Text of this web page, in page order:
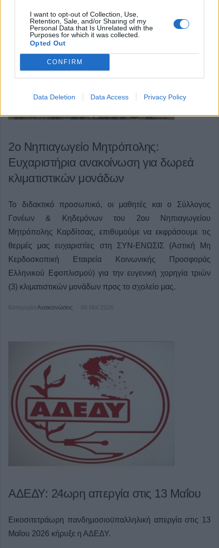
I want to opt-out of Collection, Use,
Retention, Sale, and/or Sharing of my
Personal Data that Is Unrelated with the
Purposes for which it was collected.
Opted Out
CONFIRM
Data Deletion Data Access Privacy Policy
2ο Νηπιαγωγείο Μητρόπολης:
Ευχαριστήρια ανακοίνωση για δωρεά
κλιματιστικών μονάδων
Το διδακτικό προσωπικό, οι μαθητές και ο Σύλλογος
Γονέων & Κηδεμόνων του 2ου Νηπιαγωγείου
Μητρόπολης Καρδίτσας, επιθυμούμε να εκφράσουμε τις
θερμές μας ευχαριστίες στη ΣΥΝ-ΕΝΩΣΙΣ (Αστική Μη
Κερδοσκοπική Εταιρεία Κοινωνικής Προσφοράς
Ελληνικού Εφοπλισμού) για την ευγενική χορηγία τριών
(3) κλιματιστικών μονάδων προς το σχολείο μας.
Κατηγορία Ανακοινώσεις 06 Μαϊ 2026
ΑΔΕΔΥ: 24ωρη απεργία στις 13 Μαΐου
Εικοσιτετράωρη πανδημοσιοϋπαλληλική απεργία στις 13
Μαΐου 2026 κήρυξε η ΑΔΕΔΥ.